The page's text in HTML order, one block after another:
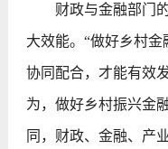
财政与金融部门的
大效能。“做好乡村金
协同配合，才能有效
为，做好乡村振兴金
同，财政、金融、产